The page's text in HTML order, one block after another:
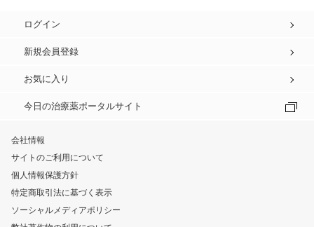
ログイン
新規会員登録
お気に入り
今日の治療薬ポータルサイト
会社情報
サイトのご利用について
個人情報保護方針
特定商取引法に基づく表示
ソーシャルメディアポリシー